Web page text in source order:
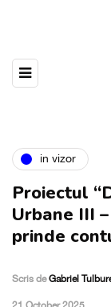
in vizor
Proiectul
Urbane III
prinde
Scris deGabriel